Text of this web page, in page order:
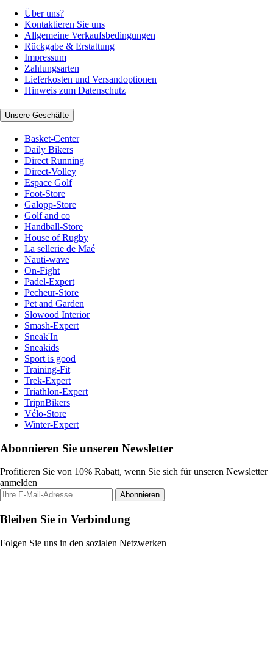
Über uns?
Kontaktieren Sie uns
Allgemeine Verkaufsbedingungen
Rückgabe & Erstattung
Impressum
Zahlungsarten
Lieferkosten und Versandoptionen
Hinweis zum Datenschutz
Unsere Geschäfte
Basket-Center
Daily Bikers
Direct Running
Direct-Volley
Espace Golf
Foot-Store
Galopp-Store
Golf and co
Handball-Store
House of Rugby
La sellerie de Maé
Nauti-wave
On-Fight
Padel-Expert
Pecheur-Store
Pet and Garden
Slowood Interior
Smash-Expert
Sneak'In
Sneakids
Sport is good
Training-Fit
Trek-Expert
Triathlon-Expert
TripnBikers
Vélo-Store
Winter-Expert
Abonnieren Sie unseren Newsletter
Profitieren Sie von 10% Rabatt, wenn Sie sich für unseren Newsletter
anmelden
Abonnieren
Bleiben Sie in Verbindung
Folgen Sie uns in den sozialen Netzwerken